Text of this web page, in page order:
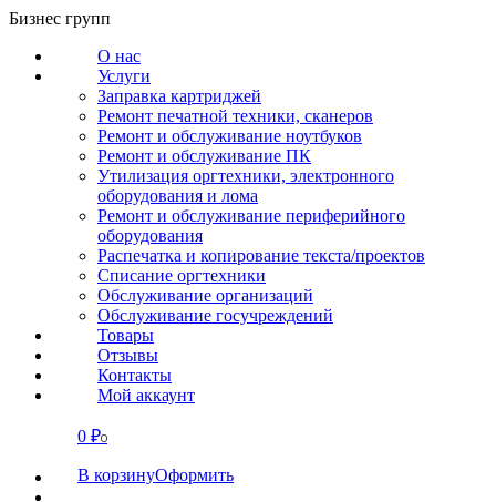
Перейти
содержанию
Бизнес групп
О нас
Услуги
Заправка картриджей
Ремонт печатной техники, сканеров
Ремонт и обслуживание ноутбуков
Ремонт и обслуживание ПК
Утилизация оргтехники, электронного
оборудования и лома
Ремонт и обслуживание периферийного
оборудования
Распечатка и копирование текста/проектов
Списание оргтехники
Обслуживание организаций
Обслуживание госучреждений
Товары
Отзывы
Контакты
Мой аккаунт
0 ₽0
В корзинуОформить
СВЯЗАТЬСЯ
О нас